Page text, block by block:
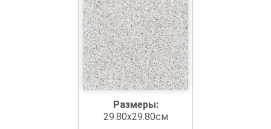
Размеры:
29.80x29.80см